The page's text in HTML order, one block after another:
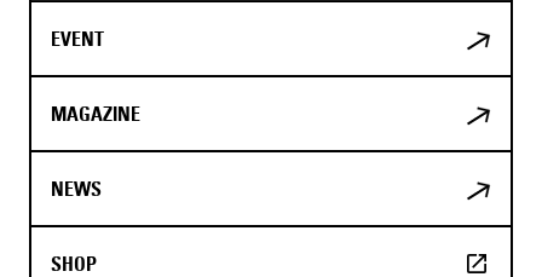
EVENT
MAGAZINE
NEWS
SHOP